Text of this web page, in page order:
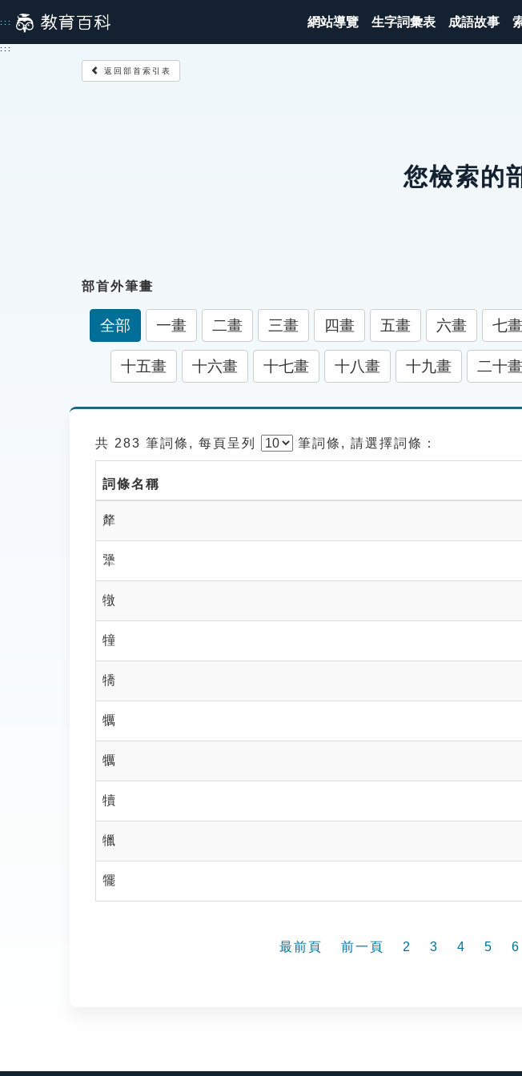
到
主
::: 網站導覽 生字詞彙表 成語故事
:::
返回部首索引表
您檢索的
部首外筆畫
全部 一畫 二畫 三畫 四畫 五畫 六畫 七畫
十五畫 十六畫 十七畫 十八畫 十九畫 二十畫
共 283 筆詞條, 每頁呈列 筆詞條, 請選擇詞條：
詞條名稱
犛
犟
犜
犝
犞
犡
犡
犢
犣
犤
最前頁 前一頁 2 3 4 5 6